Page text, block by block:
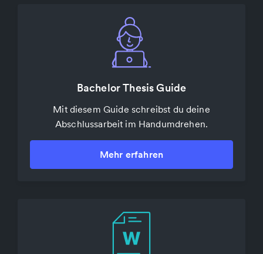
Bachelor Thesis Guide
Mit diesem Guide schreibst du deine
Abschlussarbeit im Handumdrehen.
Mehr erfahren
Grammatik- und Stilprüfung
Überprüfe die Rechtschreibung und Grammatik
deiner Texte.
Mehr erfahren